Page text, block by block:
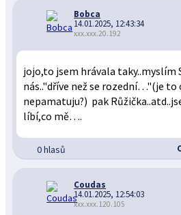
Bobca
14.01.2025, 12:43:34
xxx.xxx.20.192
jojo,to jsem hrávala
nás.."dříve než se rozední…"(je to
nepamatuju?) pak
líbí,co mě….
0 hlasů
Coudas
14.01.2025, 12:54:03
xxx.xxx.120.105